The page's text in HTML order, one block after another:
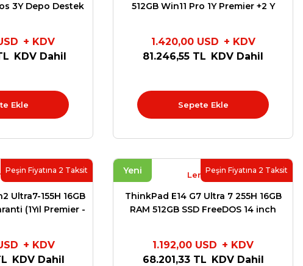
3Y Depo Destek
+ KDV
KDV Dahil
Ekle
512GB Win11 Pro 1Y Premier +2 Y
1.420,00 USD + KDV
81.246,55 TL KDV Dahil
Sepete Ekle
Peşin Fiyatına 2 Taksit
Ultra7-155H 16GB
(1Yıl Premier -
+ KDV
KDV Dahil
Yeni Peşin Fiyatına 2 Taksit
Lenovo
ThinkPad E14 G7 Ultra 7 255H 16GB
RAM 512GB SSD FreeDOS 14 inch
1.192,00 USD + KDV
68.201,33 TL KDV Dahil